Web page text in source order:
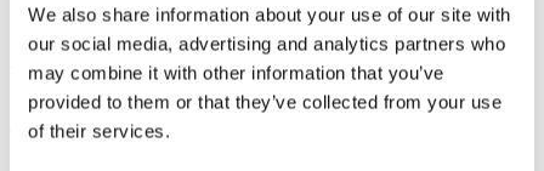
We also share information about your use of our site with
our social media, advertising and analytics partners who
may combine it with other information that you’ve
provided to them or that they’ve collected from your use
of their services.
Siglato l'accordo tra Enac e Gesap per la riqualificazione
dell'aeroporto di Palermo
TTGITALIA
La Puglia conquista i turisti stranieri
TTGITALIA